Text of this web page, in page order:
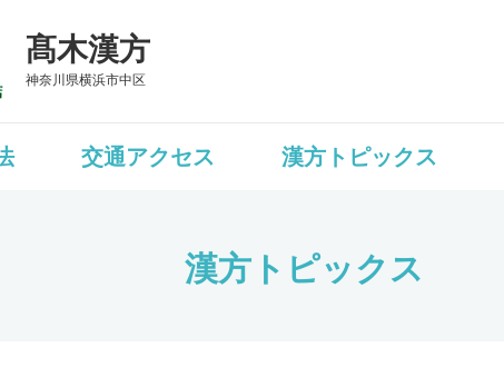
髙木漢方
神奈川県横浜市中区
交通アクセス 漢方トピックス
漢方トピックス